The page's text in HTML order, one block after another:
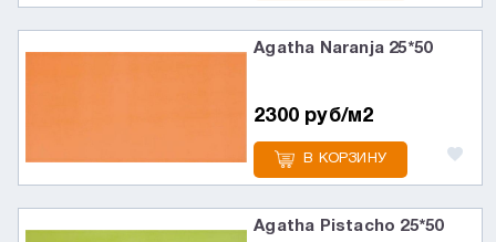
Agatha Naranja 25*50
2300 руб/м2
В КОРЗИНУ
Agatha Pistacho 25*50